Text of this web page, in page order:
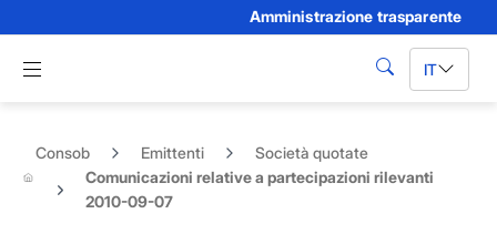
Amministrazione trasparente
Apri menu di navigazione
cerca IT
Consob Emittenti
Società quotate
Comunicazioni relative a partecipazioni rilevanti
2010-09-07